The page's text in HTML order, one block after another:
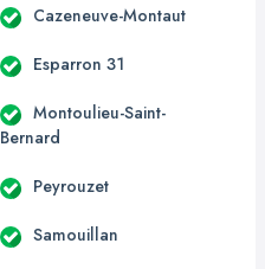
Cazeneuve-Montaut
Esparron 31
Montoulieu-Saint-
Bernard
Peyrouzet
Samouillan